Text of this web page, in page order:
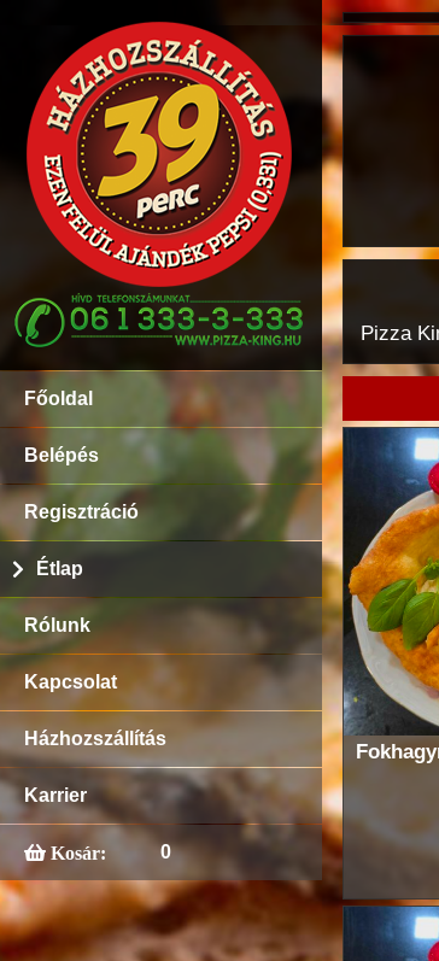
Főoldal
Belépés
Regisztráció
Étlap
Rólunk
Kapcsolat
Házhozszállítás
Karrier
Kosár: 0
Pizza